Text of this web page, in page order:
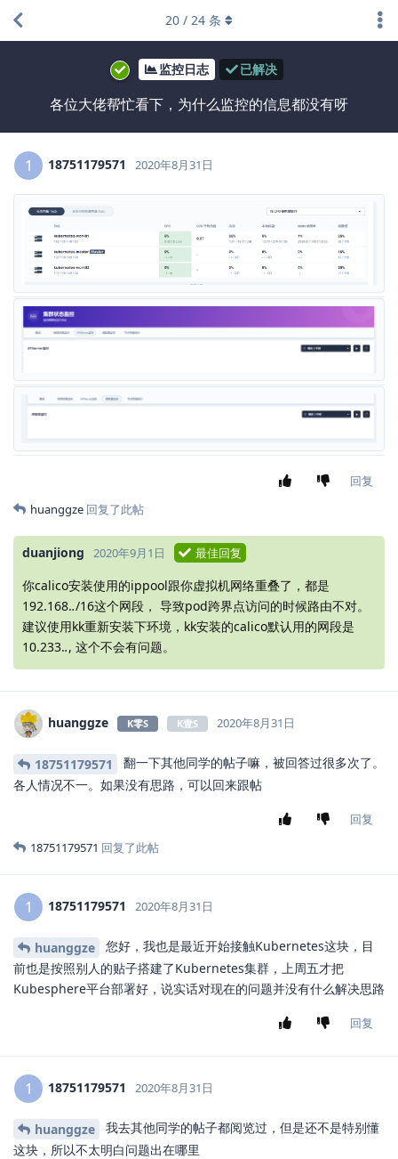
监控日志 已解决
各位大佬帮忙看下，为什么监控的信息都没有呀
20 / 24 条
1 18751179571 2020年8月31日
回复
huanggze 回复了此帖
duanjiong 2020年9月1日 最佳回复
你calico安装使用的ippool跟你虚拟机网络重叠了，都是
192.168../16这个网段， 导致pod跨界点访问的时候路由不对。
建议使用kk重新安装下环境，kk安装的calico默认用的网段是
10.233.., 这个不会有问题。
huanggze K零S K壹S 2020年8月31日
18751179571
翻一下其他同学的帖子嘛，被回答过很多次了。
各人情况不一。如果没有思路，可以回来跟帖
回复
18751179571 回复了此帖
1 18751179571 2020年8月31日
huanggze
您好，我也是最近开始接触Kubernetes这块，目
前也是按照别人的贴子搭建了Kubernetes集群，上周五才把
Kubesphere平台部署好，说实话对现在的问题并没有什么解决思路
回复
1 18751179571 2020年8月31日
huanggze
我去其他同学的帖子都阅览过，但是还不是特别懂
这块，所以不太明白问题出在哪里